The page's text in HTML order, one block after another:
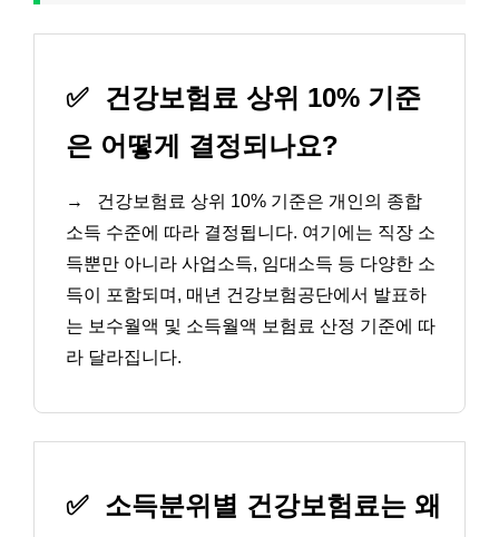
✅
건강보험료 상위 10% 기준
은 어떻게 결정되나요?
→
건강보험료 상위 10% 기준은 개인의 종합
소득 수준에 따라 결정됩니다. 여기에는 직장 소
득뿐만 아니라 사업소득, 임대소득 등 다양한 소
득이 포함되며, 매년 건강보험공단에서 발표하
는 보수월액 및 소득월액 보험료 산정 기준에 따
라 달라집니다.
✅ 소득분위별 건강보험료는 왜